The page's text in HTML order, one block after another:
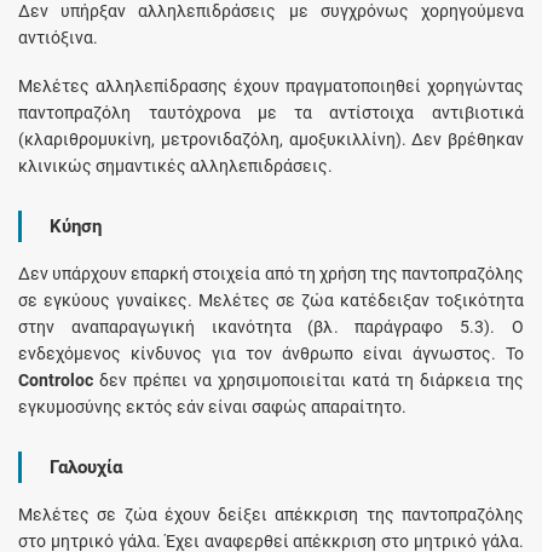
Δεν υπήρξαν αλληλεπιδράσεις με συγχρόνως χορηγούμενα
αντιόξινα.
Μελέτες αλληλεπίδρασης έχουν πραγματοποιηθεί χορηγώντας
παντοπραζόλη ταυτόχρονα με τα αντίστοιχα αντιβιοτικά
(κλαριθρομυκίνη, μετρονιδαζόλη, αμοξυκιλλίνη). Δεν βρέθηκαν
κλινικώς σημαντικές αλληλεπιδράσεις.
Κύηση
Δεν υπάρχουν επαρκή στοιχεία από τη χρήση της παντοπραζόλης
σε εγκύους γυναίκες. Μελέτες σε ζώα κατέδειξαν τοξικότητα
στην αναπαραγωγική ικανότητα (βλ. παράγραφο 5.3). Ο
ενδεχόμενος κίνδυνος για τον άνθρωπο είναι άγνωστος. Το
Controloc δεν πρέπει να χρησιμοποιείται κατά τη διάρκεια της
εγκυμοσύνης εκτός εάν είναι σαφώς απαραίτητο.
Γαλουχία
Μελέτες σε ζώα έχουν δείξει απέκκριση της παντοπραζόλης
στο μητρικό γάλα. Έχει αναφερθεί απέκκριση στο μητρικό γάλα.